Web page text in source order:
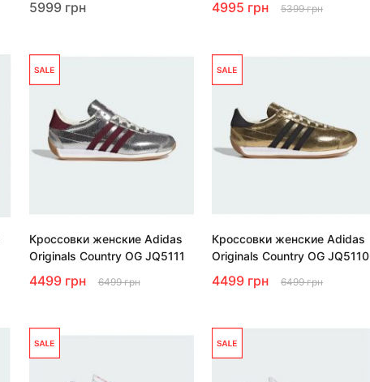
5999 грн 4995 грн 5399 грн
Кроссовки женские Adidas
Originals Country OG JQ5111
4499 грн 6499 грн
Кроссовки женские Adidas
Originals Country OG JQ5110
4499 грн 6499 грн